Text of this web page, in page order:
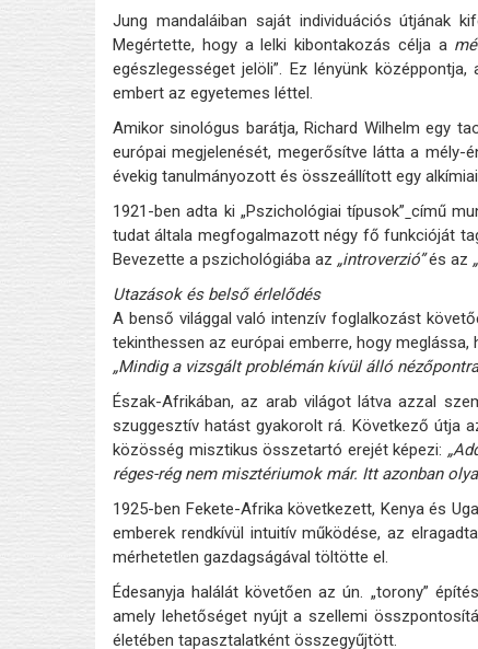
Jung mandaláiban saját individuációs útjának
Megértette, hogy a lelki kibontakozás célja a
egészlegességet jelöli”. Ez lényünk
embert az egyetemes léttel.
Amikor sinológus barátja, Richard Wilhelm egy
európai megjelenését, megerősítve látta a mély-
évekig tanulmányozott és összeállított egy
1921-ben adta ki „Pszichológiai típusok” című
tudat általa megfogalmazott négy fő funkcióját
Bevezette a pszichológiába az „introverzió”és az
Utazások és belső érlelődés
A benső világgal való intenzív foglalkozást
tekinthessen az európai emberre, hogy meglássa,
„Mindig a vizsgált problémán kívül álló
Észak-Afrikában, az arab világot látva azzal
szuggesztív hatást gyakorolt rá. Következő útja
közösség misztikus összetartó erejét képezi:
réges-rég nem misztériumok már. Itt azonban
1925-ben Fekete-Afrika következett, Kenya és
emberek rendkívül intuitív működése, az
mérhetetlen gazdagságával töltötte el.
Édesanyja halálát követően az ún. „torony”
amely lehetőséget nyújt a szellemi
életében tapasztalatként összegyűjtött.